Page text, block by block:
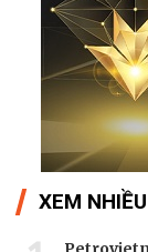
XEM NHIỀU